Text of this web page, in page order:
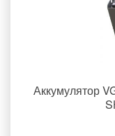
Аккумулятор